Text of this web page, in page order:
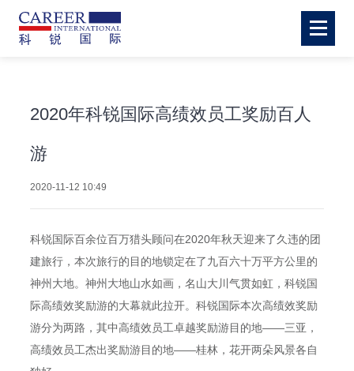
2020年科锐国际高绩效员工奖励百人
游
2020-11-12 10:49
科锐国际百余位百万猎头顾问在2020年秋天迎来了久违的团
建旅行，本次旅行的目的地锁定在了九百六十万平方公里的
神州大地。神州大地山水如画，名山大川气贯如虹，科锐国
际高绩效奖励游的大幕就此拉开。科锐国际本次高绩效奖励
游分为两路，其中高绩效员工卓越奖励游目的地——三亚，
高绩效员工杰出奖励游目的地——桂林，花开两朵风景各自